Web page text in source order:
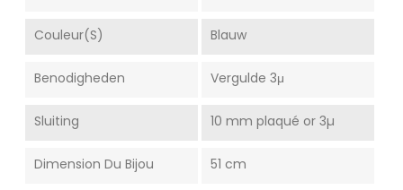
Couleur(s) Blauw
Benodigheden Vergulde 3μ
Sluiting 10 mm plaqué or 3µ
Dimension Du Bijou 51 cm